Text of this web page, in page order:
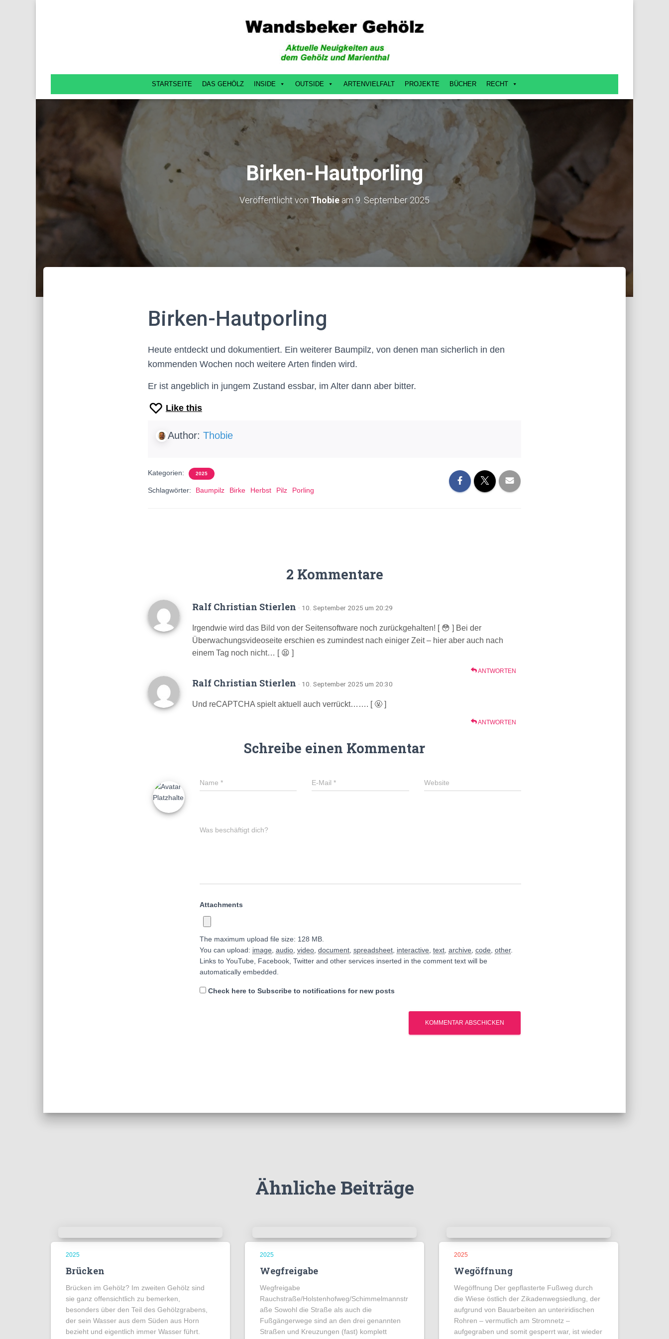
STARTSEITE DAS GEHÖLZ INSIDE OUTSIDE ARTENVIELFALT PROJEKTE BÜCHER RECHT
Birken-Hautporling
Veröffentlicht von Thobieam 9. September 2025
Birken-Hautporling
Heute entdeckt und dokumentiert. Ein weiterer Baumpilz, von denen man sicherlich in den
kommenden Wochen noch weitere Arten finden wird.
Er ist angeblich in jungem Zustand essbar, im Alter dann aber bitter.
Like this
Author: Thobie
Kategorien: 2025
Schlagwörter: Baumpilz Birke Herbst Pilz Porling
2 Kommentare
Ralf Christian Stierlen · 10. September 2025 um 20:29
Irgendwie wird das Bild von der Seitensoftware noch zurückgehalten! [ 😳 ] Bei der
Überwachungsvideoseite erschien es zumindest nach einiger Zeit – hier aber auch nach
einem Tag noch nicht… [ 😫 ]
ANTWORTEN
Ralf Christian Stierlen · 10. September 2025 um 20:30
Und reCAPTCHA spielt aktuell auch verrückt……. [ 🤬 ]
ANTWORTEN
Schreibe einen Kommentar
Name * E-Mail* Website
Was beschäftigt dich?
Attachments
The maximum upload file size: 128 MB.
You can upload: image audio video document spreadsheet interactive text archive code other.
Links to YouTube, Facebook, Twitter and other services inserted in the comment text will be
automatically embedded.
Check here to Subscribe to notifications for new posts
Ähnliche Beiträge
2025
Brücken
Brücken im Gehölz? Im zweiten Gehölz sind
sie ganz offensichtlich zu bemerken,
besonders über den Teil des Gehölzgrabens,
der sein Wasser aus dem Süden aus Horn
bezieht und eigentlich immer Wasser führt.
2025
Wegfreigabe
Wegfreigabe
Rauchstraße/Holstenhofweg/Schimmelmannstr
aße Sowohl die Straße als auch die
Fußgängerwege sind an den drei genannten
Straßen und Kreuzungen (fast) komplett
2025
Wegöffnung
Wegöffnung Der gepflasterte Fußweg durch
die Wiese östlich der Zikadenwegsiedlung, der
aufgrund von Bauarbeiten an unteriridischen
Rohren – vermutlich am Stromnetz –
aufgegraben und somit gesperrt war, ist wieder